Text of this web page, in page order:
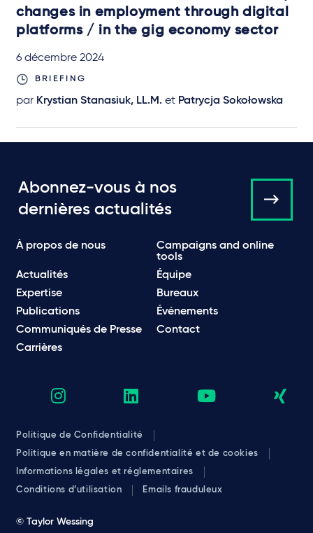
changes in employment through digital
platforms / in the gig economy sector
6 décembre 2024
BRIEFING
par Krystian Stanasiuk, LL.M. et Patrycja Sokołowska
Abonnez-vous à nos
dernières actualités
À propos de nous
Campaigns and online
tools
Actualités
Équipe
Expertise
Bureaux
Publications
Événements
Communiqués de Presse
Contact
Carrières
Politique de Confidentialité
Politique en matière de confidentialité et de cookies
Informations légales et réglementaires
Conditions d’utilisation
Emails frauduleux
© Taylor Wessing